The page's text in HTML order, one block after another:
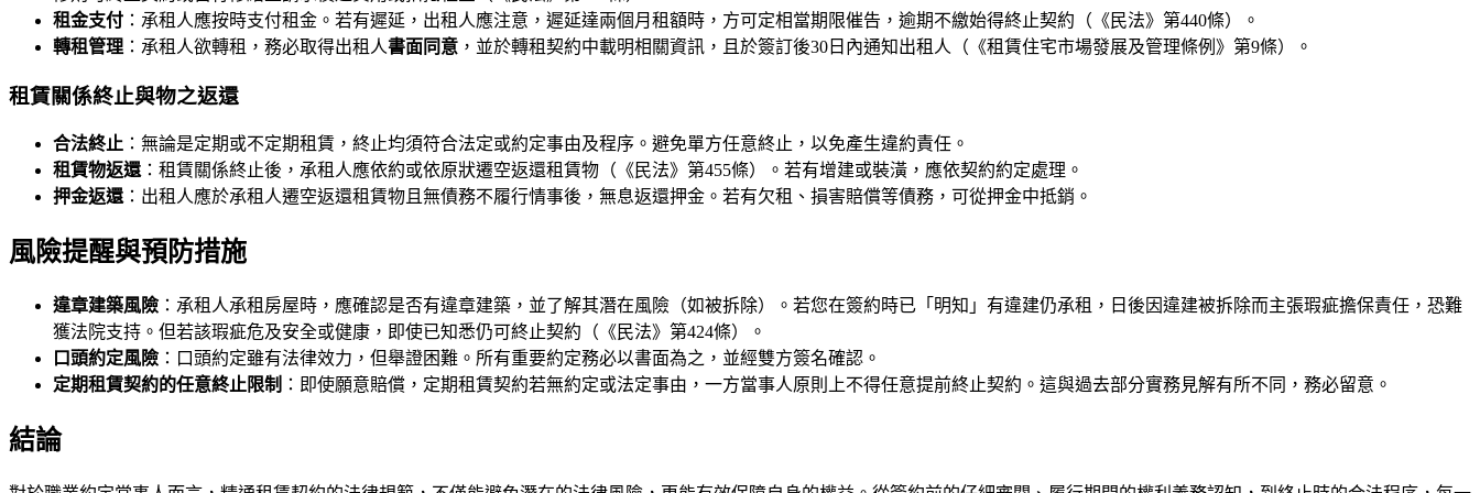
租金支付 ：承租人應按時支付租金。若有遲延，出租人應注意，遲延達兩個月租額時，方可定相當期限催告，逾期不繳始得終止契約（《民法》第440條）。
轉租管理 ：承租人欲轉租，務必取得出租人書面同意 ，並於轉租契約中載明相關資訊，且於簽訂後30日內通知出租人（《租賃住宅市場發展及管理條例》第9條）。
租賃關係終止與物之返還
合法終止 ：無論是定期或不定期租賃，終止均須符合法定或約定事由及程序。避免單方任意終止，以免產生違約責任。
租賃物返還 ：租賃關係終止後，承租人應依約或依原狀遷空返還租賃物（《民法》第455條）。若有增建或裝潢，應依契約約定處理。
押金返還 ：出租人應於承租人遷空返還租賃物且無債務不履行情事後，無息返還押金。若有欠租、損害賠償等債務，可從押金中抵銷。
風險提醒與預防措施
違章建築風險 ：承租人承租房屋時，應確認是否有違章建築，並了解其潛在風險（如被拆除）。若您在簽約時已「明知」有違建仍承租，日後因違建被拆除而主張瑕疵擔保責任，恐難
獲法院支持。但若該瑕疵危及安全或健康，即使已知悉仍可終止契約（《民法》第424條）。
口頭約定風險 ：口頭約定雖有法律效力，但舉證困難。所有重要約定務必以書面為之，並經雙方簽名確認。
定期租賃契約的任意終止限制 ：即使願意賠償，定期租賃契約若無約定或法定事由，一方當事人原則上不得任意提前終止契約。這與過去部分實務見解有所不同，務必留意。
結論